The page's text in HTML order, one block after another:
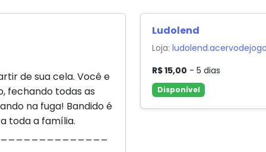
de sua cela. Você e
fechando todas as
na fuga! Bandido é
toda a família.
Ludolend
Loja:
R$ 15,00 - 5 dias
Disponível